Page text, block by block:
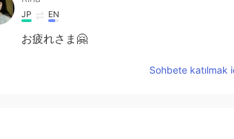
JP EN
お疲れさま🤗
Sohbete katılmak